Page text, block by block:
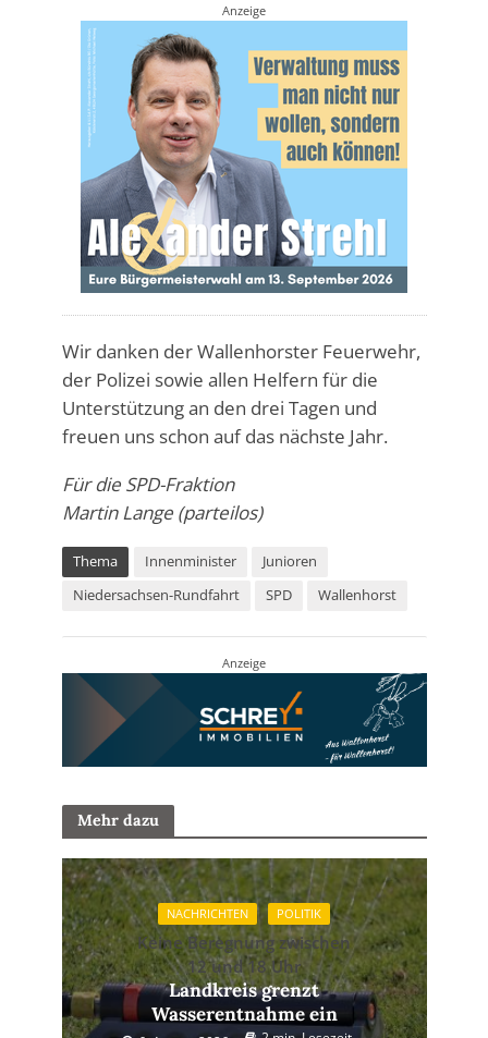
Anzeige
Wir danken der Wallenhorster Feuerwehr,
der Polizei sowie allen Helfern für die
Unterstützung an den drei Tagen und
freuen uns schon auf das nächste Jahr.
Für die SPD-Fraktion
Martin Lange (parteilos)
Thema Innenminister
Junioren
Niedersachsen-Rundfahrt
SPD Wallenhorst
Anzeige
Mehr dazu
NACHRICHTEN POLITIK
Keine Beregnung zwischen
12 und 18 Uhr
Landkreis grenzt
Wasserentnahme ein